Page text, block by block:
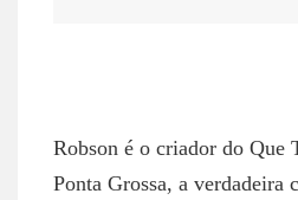
Robson é o criador do Que
Ponta Grossa, a verdadeira